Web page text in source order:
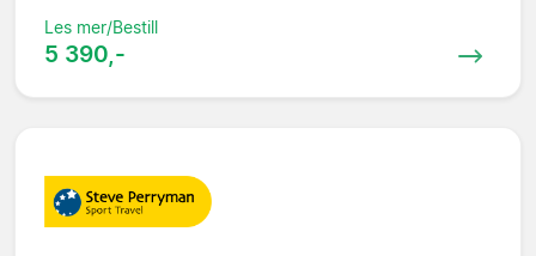
Les mer/Bestill
5 390,-